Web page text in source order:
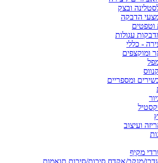
ובצק
הדבקה
וטפטים
עגולות
- כללי
ומוקצפים
ומספריים
ועיצוב
מקיף
מנקב/אקדח סיכות/סיכות תואמות